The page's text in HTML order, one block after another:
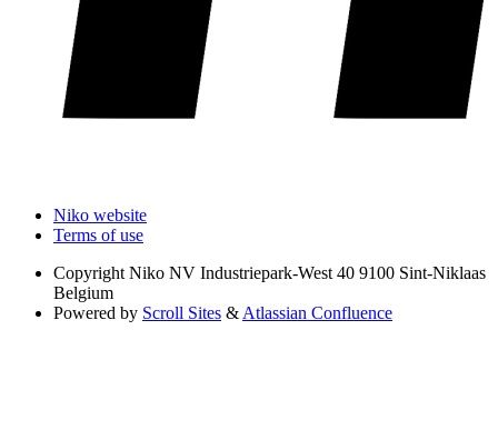
Niko website
Terms of use
Copyright Niko NV Industriepark-West 40 9100 Sint-Niklaas
Belgium
Powered by Scroll Sites & Atlassian Confluence